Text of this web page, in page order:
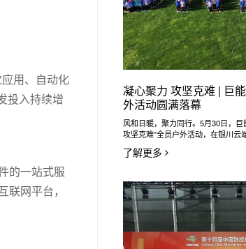
用、自动化
投入持续增
的一站式服
网平台，
凝心聚力 攻坚克难 | 巨
外活动圆满落幕
风和日暖，聚力同行。5月30日，巨
攻坚克难”全员户外活动，在银川云
初心，以同心奔赴征程，在协作中
了解更多